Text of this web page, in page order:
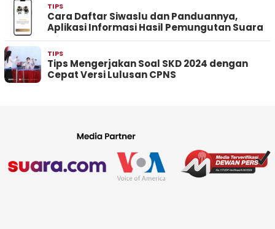
TIPS
Cara Daftar Siwaslu dan Panduannya,
Aplikasi Informasi Hasil Pemungutan Suara
TIPS
Tips Mengerjakan Soal SKD 2024 dengan
Cepat Versi Lulusan CPNS